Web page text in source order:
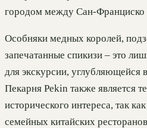
городом между Сан-Франциско
Особняки медных королей,
запечатанные спикизи – это
для экскурсии, углубляющейся
Пекарня Pekin также является
исторического интереса, так
семейных китайских